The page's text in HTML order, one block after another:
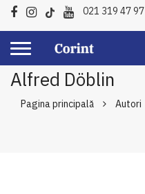
021 319 47 97
Alfred Döblin
Pagina principală Autori